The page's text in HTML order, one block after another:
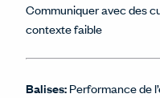
Communiquer avec des
contexte faible
Balises:Performance de